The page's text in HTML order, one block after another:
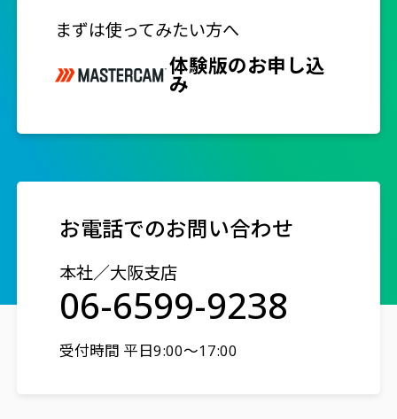
まずは使ってみたい方へ
体験版のお申し込
み
お電話でのお問い合わせ
本社／大阪支店
06-6599-9238
受付時間 平日9:00～17:00